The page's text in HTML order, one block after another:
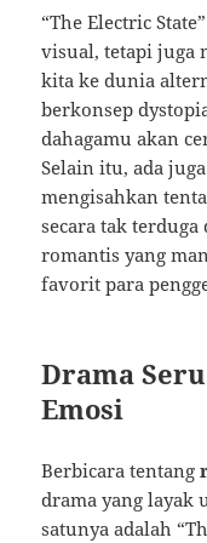
“The Electric
visual, tetapi juga
kita ke dunia
berkonsep
dahagamu akan
Selain itu, ada
mengisahkan
secara tak
romantis yang
favorit para
Drama
Emosi
Berbicara tentang
drama yang layak
satunya adalah